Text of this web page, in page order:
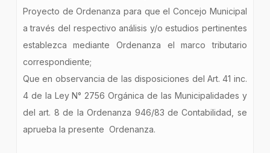
Proyecto de Ordenanza para que el Concejo Municipal
a través del respectivo análisis y/o estudios pertinentes
establezca mediante Ordenanza el marco tributario
correspondiente;
Que en observancia de las disposiciones del Art. 41 inc.
4 de la Ley N° 2756 Orgánica de las Municipalidades y
del art. 8 de la Ordenanza 946/83 de Contabilidad, se
aprueba la presente Ordenanza.